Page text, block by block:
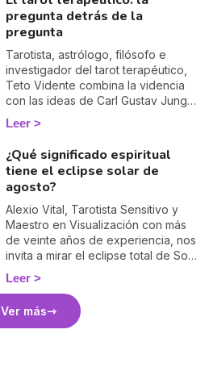
honestidad y sin dogmas, dónde
termina el tarot y dónde empieza el
espiritismo. Una lectura
imprescindible para quienes
buscan respuestas espirituales con
los pies en la tierra.
pregunta detrás de la
pregunta
Tarotista, astrólogo, filósofo e
investigador del tarot terapéutico,
Teto Vidente combina la videncia
con las ideas de Carl Gustav Jung
para transformar cada consulta en
una investigación compartida. Su
enfoque no busca predecir un
destino cerrado, sino ayudarte a
reconocer los patrones que se
repiten y a recuperar tu libertad de
elegir. En este artículo, comparte su
mirada única sobre el símbolo, la
sombra y la pregunta que se
esconde detrás de la pregunta.
Leer
¿Qué significado espiritual
tiene el eclipse solar de
agosto?
Alexio Vital, Tarotista Sensitivo y
Maestro en Visualización con más
de veinte años de experiencia, nos
invita a mirar el eclipse total de Sol
del 12 de agosto de 2026 no solo
como un fenómeno astronómico
excepcional —el primero visible
desde la península ibérica en más
de un siglo—, sino como un espejo
Leer
Ver más